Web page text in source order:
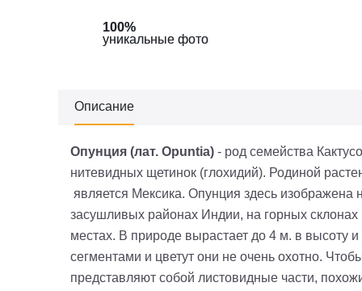
100%
уникальные фото
100%
уникальные фото
Описание
Опунция (лат. Opuntia) - род семейства
нитевидных щетинок (глохидий). Родиной
является Мексика. Опунция здесь изображена
засушливых районах Индии, на горных
местах. В природе вырастает до 4 м. в
сегментами и цветут они не очень охотно.
представляют собой листовидные части,